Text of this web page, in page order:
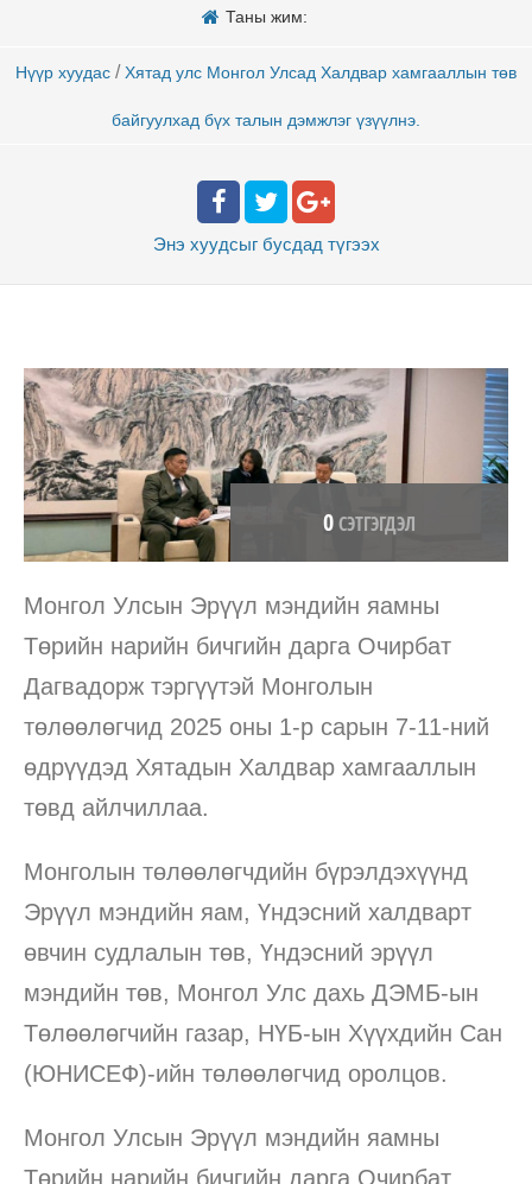
Таны жим:
Нүүр хуудас / Хятад улс Монгол Улсад Халдвар хамгааллын төв
байгуулхад бүх талын дэмжлэг үзүүлнэ.
Энэ хуудсыг бусдад түгээх
0СЭТГЭГДЭЛ
Монгол Улсын Эрүүл мэндийн яамны
Төрийн нарийн бичгийн дарга Очирбат
Дагвадорж тэргүүтэй Монголын
төлөөлөгчид 2025 оны 1-р сарын 7-11-ний
өдрүүдэд Хятадын Халдвар хамгааллын
төвд айлчиллаа.
Монголын төлөөлөгчдийн бүрэлдэхүүнд
Эрүүл мэндийн яам, Үндэсний халдварт
өвчин судлалын төв, Үндэсний эрүүл
мэндийн төв, Монгол Улс дахь ДЭМБ-ын
Төлөөлөгчийн газар, НҮБ-ын Хүүхдийн Сан
(ЮНИСЕФ)-ийн төлөөлөгчид оролцов.
Монгол Улсын Эрүүл мэндийн яамны
Төрийн нарийн бичгийн дарга Очирбат